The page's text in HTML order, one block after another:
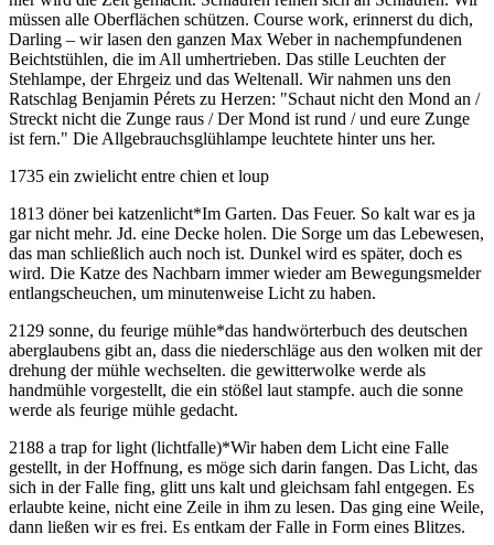
müssen alle Oberflächen schützen. Course work, erinnerst du dich,
Darling – wir lasen den ganzen Max Weber in nachempfundenen
Beichtstühlen, die im All umhertrieben. Das stille Leuchten der
Stehlampe, der Ehrgeiz und das Weltenall. Wir nahmen uns den
Ratschlag Benjamin Pérets zu Herzen: "Schaut nicht den Mond an /
Streckt nicht die Zunge raus / Der Mond ist rund / und eure Zunge
ist fern." Die Allgebrauchsglühlampe leuchtete hinter uns her.
1735 ein zwielicht entre chien et loup
1813 döner bei katzenlicht*Im Garten. Das Feuer. So kalt war es ja
gar nicht mehr. Jd. eine Decke holen. Die Sorge um das Lebewesen,
das man schließlich auch noch ist. Dunkel wird es später, doch es
wird. Die Katze des Nachbarn immer wieder am Bewegungsmelder
entlangscheuchen, um minutenweise Licht zu haben.
2129 sonne, du feurige mühle*das handwörterbuch des deutschen
aberglaubens gibt an, dass die niederschläge aus den wolken mit der
drehung der mühle wechselten. die gewitterwolke werde als
handmühle vorgestellt, die ein stößel laut stampfe. auch die sonne
werde als feurige mühle gedacht.
2188 a trap for light (lichtfalle)*Wir haben dem Licht eine Falle
gestellt, in der Hoffnung, es möge sich darin fangen. Das Licht, das
sich in der Falle fing, glitt uns kalt und gleichsam fahl entgegen. Es
erlaubte keine, nicht eine Zeile in ihm zu lesen. Das ging eine Weile,
dann ließen wir es frei. Es entkam der Falle in Form eines Blitzes.